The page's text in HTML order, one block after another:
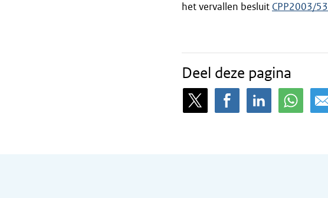
het vervallen besluit CPP2003/
Deel deze pagina